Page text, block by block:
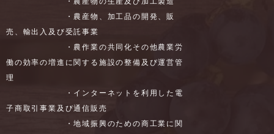
・農産物、加工品の開発、販
売、輸出入及び受託事業
・農作業の共同化その他農業労
働の効率の増進に関する施設の整備及び運営管
理
・インターネットを利用した電
子商取引事業及び通信販売
・地域振興のための商工業に関